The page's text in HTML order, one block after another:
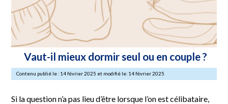
Vaut-il mieux dormir seul ou en couple ?
Contenu publié le : 14 février 2025 et modifié le: 14 février 2025
Si la question n’a pas lieu d’être lorsque l’on est célibataire,